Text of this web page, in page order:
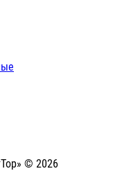
© 2026